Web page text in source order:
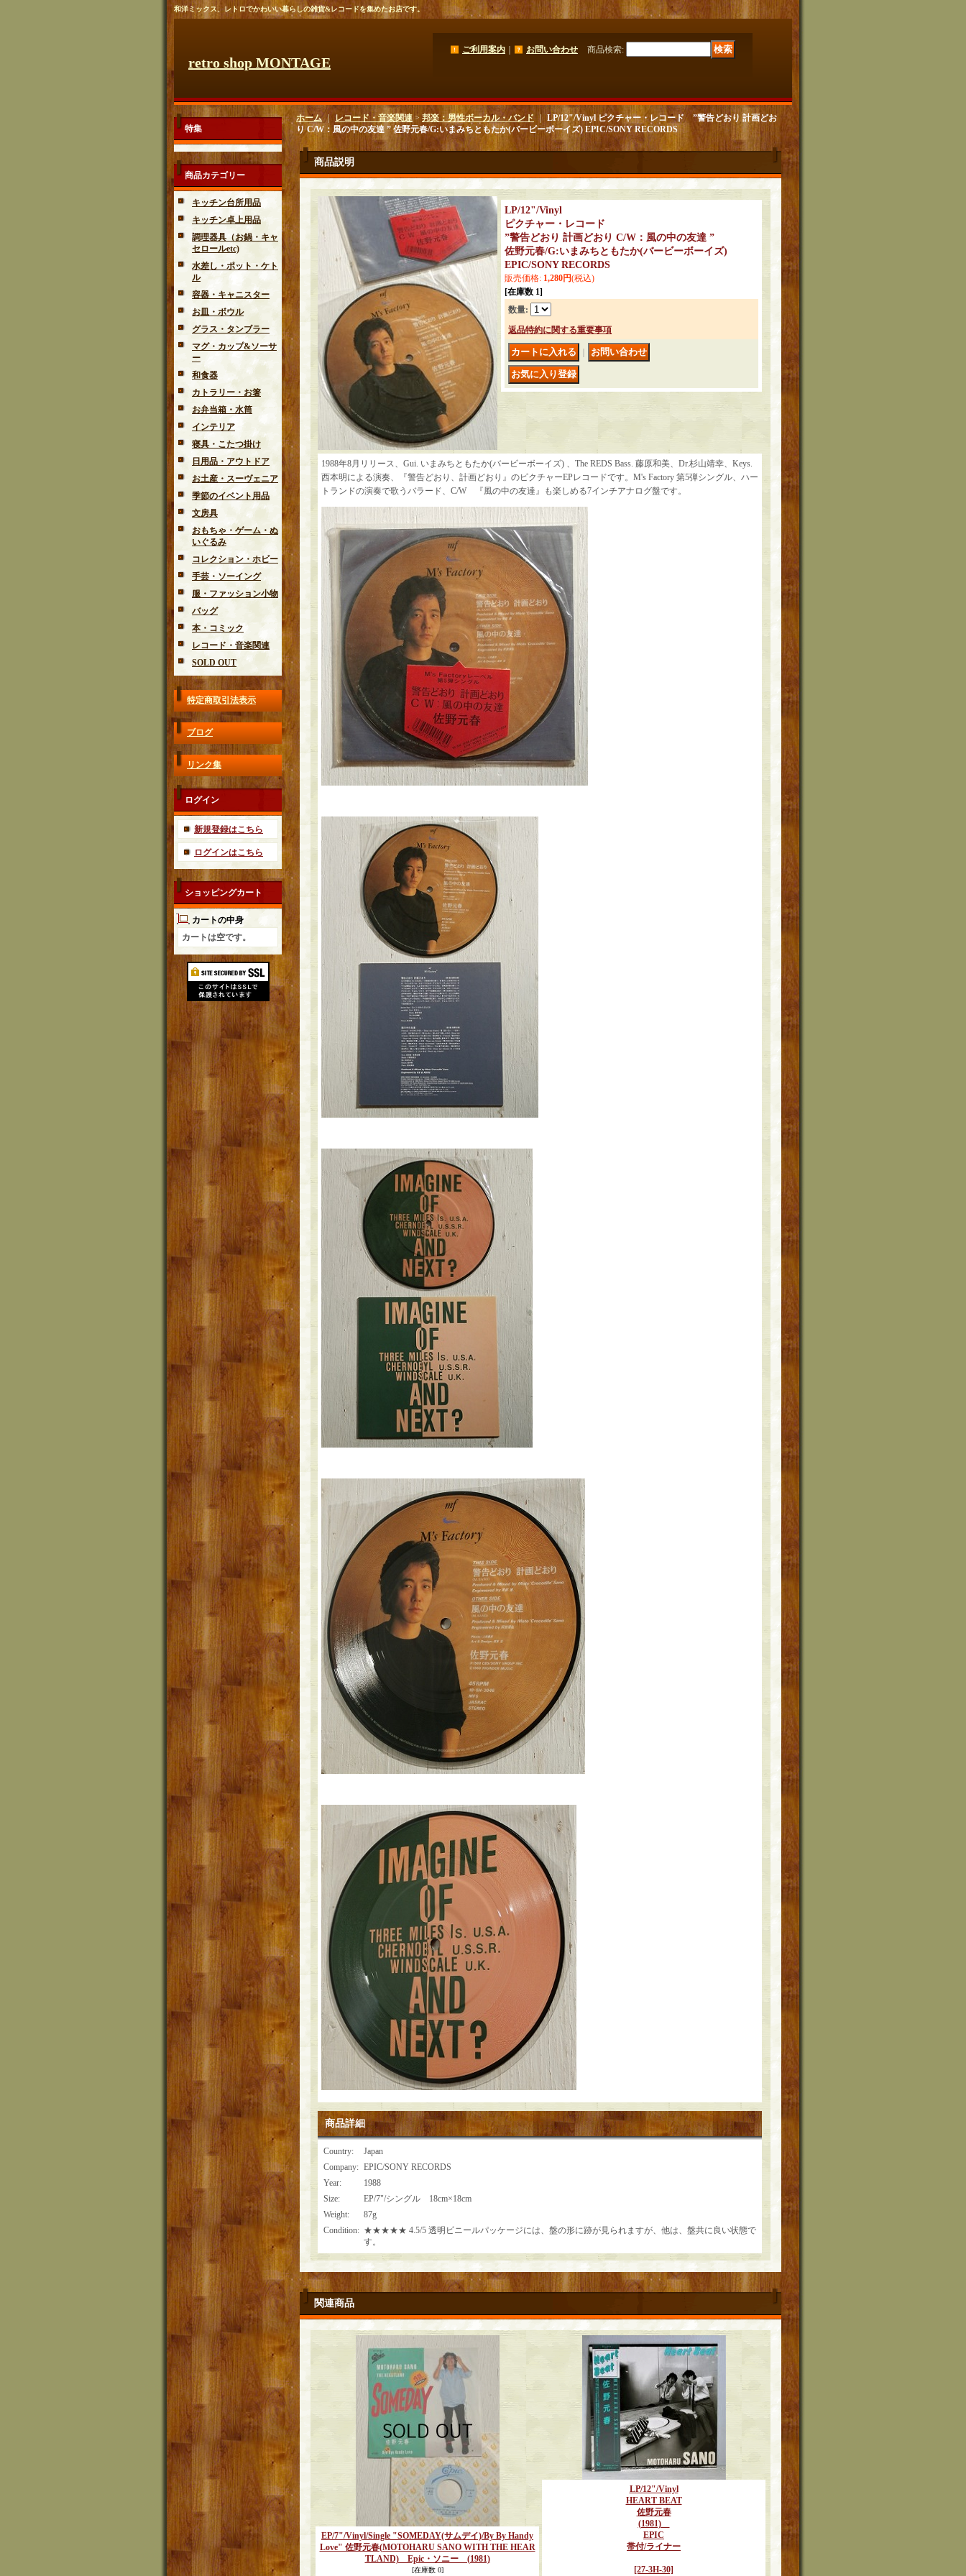
和洋ミックス、レトロでかわいい暮らしの雑貨&レコードを集めたお店です。
retro shop MONTAGE
ご利用案内 お問い合わせ 商品検索:
特集
商品カテゴリー
キッチン台所用品
キッチン卓上用品
調理器具（お鍋・キャ
セロールetc)
水差し・ポット・ケト
ル
容器・キャニスター
お皿・ボウル
グラス・タンブラー
マグ・カップ&ソーサ
ー
和食器
カトラリー・お箸
お弁当箱・水筒
インテリア
寝具・こたつ掛け
日用品・アウトドア
お土産・スーヴェニア
季節のイベント用品
文房具
おもちゃ・ゲーム・ぬ
いぐるみ
コレクション・ホビー
手芸・ソーイング
服・ファッション小物
バッグ
本・コミック
レコード・音楽関連
SOLD OUT
特定商取引法表示
ブログ
リンク集
ログイン
新規登録はこちら
ログインはこちら
ショッピングカート
カートの中身
カートは空です。
ホーム｜ レコード・音楽関連 > 邦楽：男性ボーカル・バンド｜LP/12"/Vinyl ピクチャー・レコード ”警告どおり 計画どお
り C/W：風の中の友達 ” 佐野元春/G:いまみちともたか(バービーボーイズ) EPIC/SONY RECORDS
商品説明
LP/12"/Vinyl
ピクチャー・レコード
”警告どおり 計画どおり C/W：風の中の友達 ”
佐野元春/G:いまみちともたか(バービーボーイズ)
EPIC/SONY RECORDS
販売価格: 1,280円(税込)
[在庫数 1]
数量:
返品特約に関する重要事項
1988年8月リリース、Gui. いまみちともたか(バービーボーイズ) 、The REDS Bass. 藤原和美、Dr.杉山靖幸、Keys.
西本明による演奏、『警告どおり、計画どおり』のピクチャーEPレコードです。M's Factory 第5弾シングル、ハー
トランドの演奏で歌うバラード、C/W 『風の中の友達』も楽しめる7インチアナログ盤です。
商品詳細
Country:
Japan
Company: EPIC/SONY RECORDS
Year:
1988
Size:
EP/7"/シングル 18cm×18cm
Weight:
87g
Condition: ★★★★★ 4.5/5 透明ビニールパッケージには、盤の形に跡が見られますが、他は、盤共に良い状態で
す。
関連商品
EP/7"/Vinyl/Single "SOMEDAY(サムデイ)/By By Handy
Love" 佐野元春(MOTOHARU SANO WITH THE HEAR
TLAND) Epic・ソニー (1981)
[在庫数 0]
LP/12"/Vinyl
HEART BEAT
佐野元春
(1981)
EPIC
帯付/ライナー
[27-3H-30]